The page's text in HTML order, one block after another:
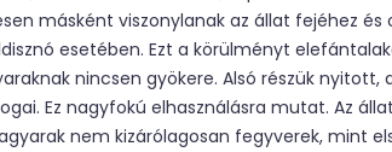
másként viszonylanak az állat fejéhez
esetében. Ezt a körülményt
nincsen gyökere. Alsó részük
Ez nagyfokú elhasználásra mutat. Az
nem kizárólagosan fegyverek, mint